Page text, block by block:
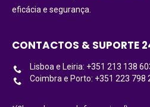
eficácia e segurança.
CONTACTOS & SUPORTE
Lisboa e Leiria: +351 213 138
Coimbra e Porto: +351 223 798